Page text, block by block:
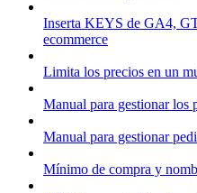
Inserta KEYS de GA4,
ecommerce
Limita los precios en un
Manual para gestionar los
Manual para gestionar
Mínimo de compra y